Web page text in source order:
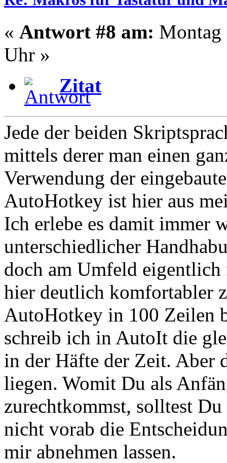
« Antwort #8 am: Montag
Uhr »
Zitat
Jede der beiden
mittels derer man einen
Verwendung der
AutoHotkey ist hier aus
Ich erlebe es damit immer
unterschiedlicher
doch am Umfeld
hier deutlich komfortabler
AutoHotkey in 100 Zeilen
schreib ich in AutoIt die
in der Häfte der Zeit. Aber
liegen. Womit Du als
zurechtkommst, solltest
nicht vorab die
mir abnehmen lassen.